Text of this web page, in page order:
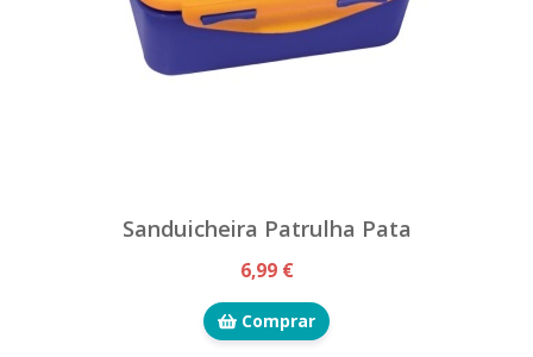
Sanduicheira Patrulha Pata
6,99 €
Comprar